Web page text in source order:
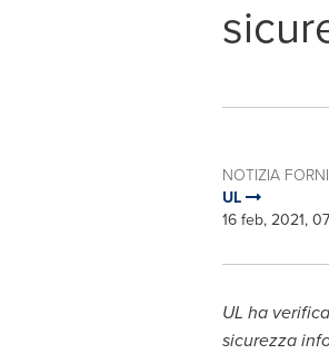
NOTIZIA
UL
16 feb, 2021,
UL ha
sicurezza